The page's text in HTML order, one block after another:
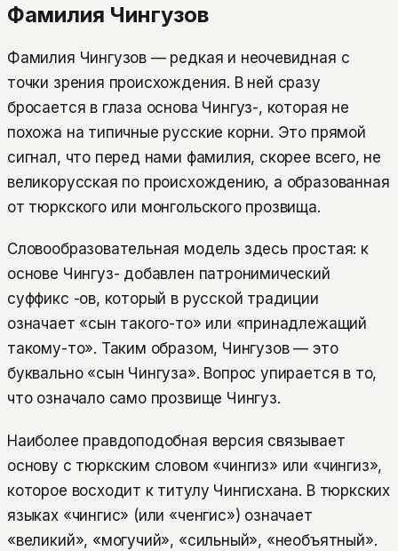
Фамилия Чингузов
Фамилия Чингузов — редкая и неочевидная с
точки зрения происхождения. В ней сразу
бросается в глаза основа Чингуз-, которая не
похожа на типичные русские корни. Это прямой
сигнал, что перед нами фамилия, скорее всего, не
великорусская по происхождению, а образованная
от тюркского или монгольского прозвища.
Словообразовательная модель здесь простая: к
основе Чингуз- добавлен патронимический
суффикс -ов, который в русской традиции
означает «сын такого-то» или «принадлежащий
такому-то». Таким образом, Чингузов — это
буквально «сын Чингуза». Вопрос упирается в то,
что означало само прозвище Чингуз.
Наиболее правдоподобная версия связывает
основу с тюркским словом «чингиз» или «чингиз»,
которое восходит к титулу Чингисхана. В тюркских
языках «чингис» (или «ченгис») означает
«великий», «могучий», «сильный», «необъятный».